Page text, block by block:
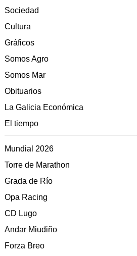
Sociedad
Cultura
Gráficos
Somos Agro
Somos Mar
Obituarios
La Galicia Económica
El tiempo
Mundial 2026
Torre de Marathon
Grada de Río
Opa Racing
CD Lugo
Andar Miudiño
Forza Breo